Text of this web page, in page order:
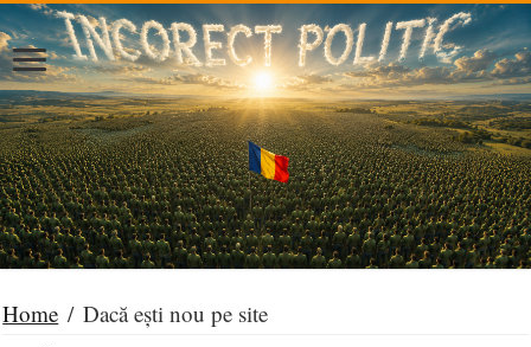
Home / Dacă ești nou pe site